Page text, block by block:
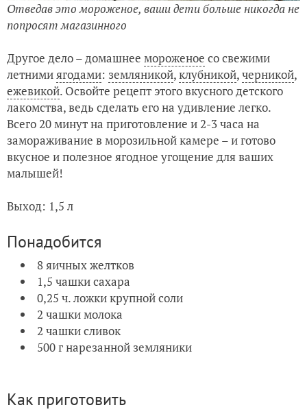
Отведав это мороженое, ваши дети больше никогда не
попросят магазинного
Другое дело – домашнее мороженое со свежими
летнимиягодами: земляникой,клубникой,черникой,
ежевикой. Освойте рецепт этого вкусного детского
лакомства, ведь сделать его на удивление легко.
Всего 20 минут на приготовление и 2-3 часа на
замораживание в морозильной камере – и готово
вкусное и полезное ягодное угощение для ваших
малышей!
Выход: 1,5 л
Понадобится
8 яичных желтков
1,5 чашки сахара
0,25 ч. ложки крупной соли
2 чашки молока
2 чашки сливок
500 г нарезанной земляники
Как приготовить